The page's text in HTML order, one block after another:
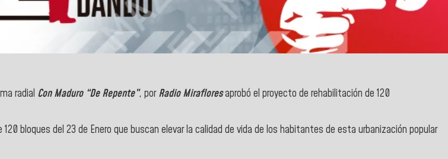
radial Con Maduro “De Repente”, porRadio Mirafloresaprobó el proyecto de rehabilitación de 120
bloques del 23 de Enero que buscan elevar la calidad de vida de los habitantes de esta urbanización popular